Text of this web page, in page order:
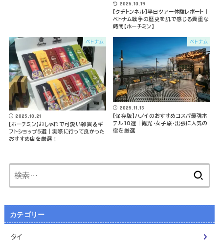
2025.10.19
【クチトンネル】半日ツアー体験レポート｜
ベトナム戦争の歴史を肌で感じる貴重な
時間【ホーチミン】
ベトナム
2025.10.21
【ホーチミン】おしゃれで可愛い雑貨＆ギ
フトショップ5選｜実際に行って良かった
おすすめ店を厳選！
ベトナム
2025.11.13
【保存版】ハノイのおすすめコスパ最強ホ
テル10選｜観光・女子旅・出張に人気の
宿を厳選
カテゴリー
タイ